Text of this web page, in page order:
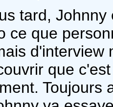
tard,
ce que
que
Toujours